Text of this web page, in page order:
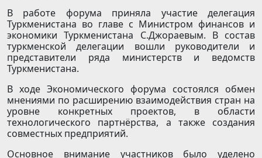
В работе форума приняла участие делегация
Туркменистана во главе с Министром финансов и
экономики Туркменистана С.Джораевым. В состав
туркменской делегации вошли руководители и
представители ряда министерств и ведомств
Туркменистана.
В ходе Экономического форума состоялся обмен
мнениями по расширению взаимодействия стран на
уровне конкретных проектов, в области
технологического партнёрства, а также создания
совместных предприятий.
Основное внимание участников было уделено